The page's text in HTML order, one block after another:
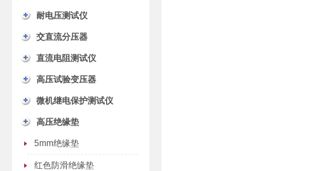
耐电压测试仪
交直流分压器
直流电阻测试仪
高压试验变压器
微机继电保护测试仪
高压绝缘垫
5mm绝缘垫
红色防滑绝缘垫